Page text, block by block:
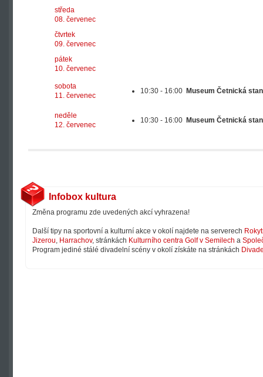
středa
08. červenec
čtvrtek
09. červenec
pátek
10. červenec
sobota
11. červenec
10:30 - 16:00 Museum Četnická
neděle
12. červenec
10:30 - 16:00 Museum Četnická
Infobox kultura
Změna programu zde uvedených akcí vyhrazena!
Další tipy na sportovní a kulturní akce v okolí najdete na serverech
Jizerou, Harrachov, stránkách Kulturního centra Golf v Semilech a
Program jediné stálé divadelní scény v okolí získáte na stránkách